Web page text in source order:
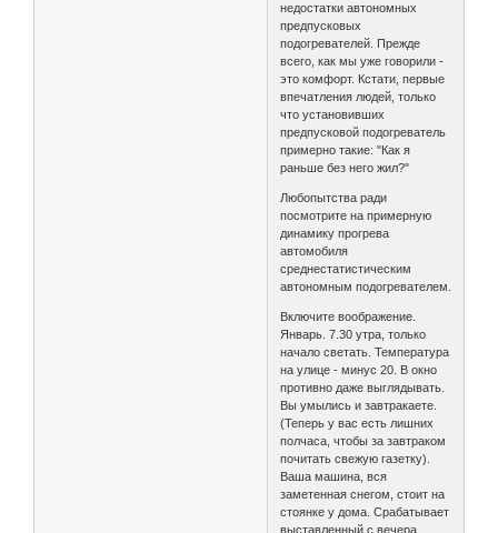
недостатки автономных
предпусковых
подогревателей. Прежде
всего, как мы уже говорили -
это комфорт. Кстати, первые
впечатления людей, только
что установивших
предпусковой подогреватель
примерно такие: "Как я
раньше без него жил?"
Любопытства ради
посмотрите на примерную
динамику прогрева
автомобиля
среднестатистическим
автономным подогревателем.
Включите воображение.
Январь. 7.30 утра, только
начало светать. Температура
на улице - минус 20. В окно
противно даже выглядывать.
Вы умылись и завтракаете.
(Теперь у вас есть лишних
полчаса, чтобы за завтраком
почитать свежую газетку).
Ваша машина, вся
заметенная снегом, стоит на
стоянке у дома. Срабатывает
выставленный с вечера